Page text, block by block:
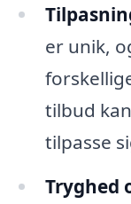
er unik,
tilbud
tilpasse
Tryghed